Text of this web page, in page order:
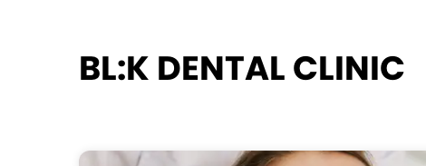
BL:K DENTAL CLINIC